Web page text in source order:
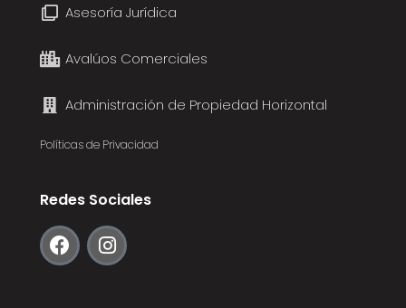
Asesoría Jurídica
Avalúos Comerciales
Administración de Propiedad Horizontal
Políticas de Privacidad
Redes Sociales